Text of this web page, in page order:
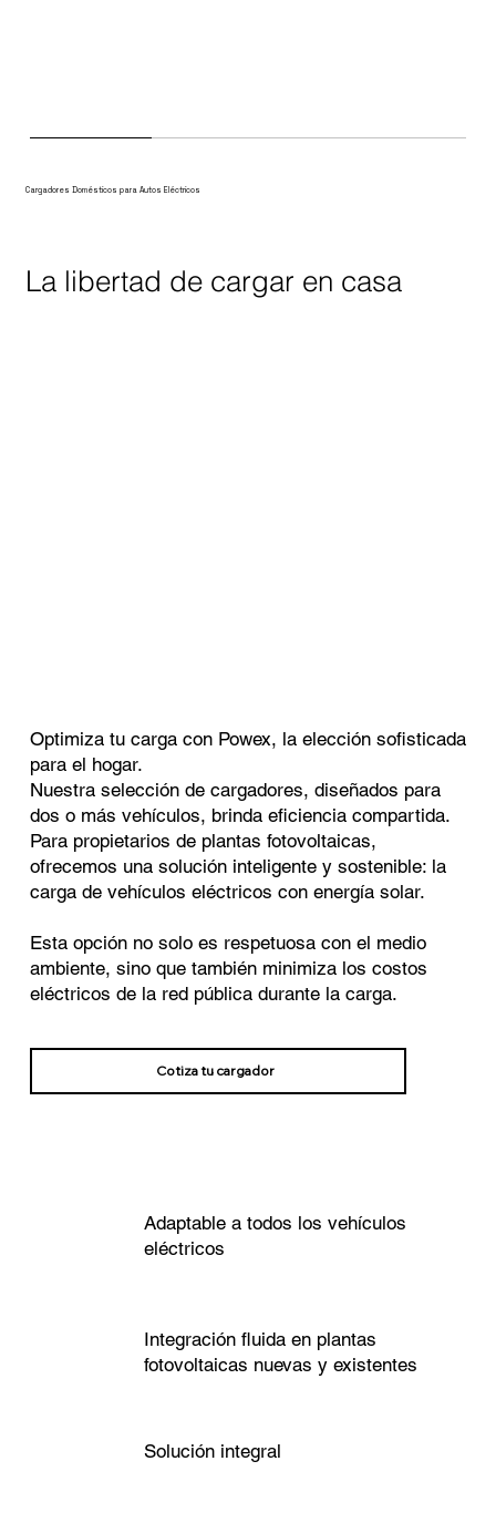
La libertad de cargar en casa
Cargadores Domésticos para Autos Eléctricos
Optimiza tu carga con Powex, la elección sofisticada
para el hogar.
Nuestra selección de cargadores, diseñados para
dos o más vehículos, brinda eficiencia compartida.
Para propietarios de plantas fotovoltaicas,
ofrecemos una solución inteligente y sostenible: la
carga de vehículos eléctricos con energía solar.
Esta opción no solo es respetuosa con el medio
ambiente, sino que también minimiza los costos
eléctricos de la red pública durante la carga.
Cotiza tu cargador
Adaptable a todos los vehículos
eléctricos
Integración fluida en plantas
fotovoltaicas nuevas y existentes
Solución integral